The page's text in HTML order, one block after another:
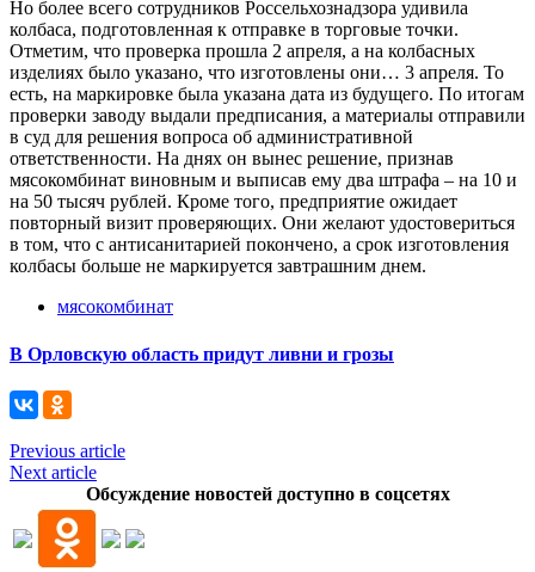
Но более всего сотрудников Россельхознадзора удивила
колбаса, подготовленная к отправке в торговые точки.
Отметим, что проверка прошла 2 апреля, а на колбасных
изделиях было указано, что изготовлены они… 3 апреля. То
есть, на маркировке была указана дата из будущего. По итогам
проверки заводу выдали предписания, а материалы отправили
в суд для решения вопроса об административной
ответственности. На днях он вынес решение, признав
мясокомбинат виновным и выписав ему два штрафа – на 10 и
на 50 тысяч рублей. Кроме того, предприятие ожидает
повторный визит проверяющих. Они желают удостовериться
в том, что с антисанитарией покончено, а срок изготовления
колбасы больше не маркируется завтрашним днем.
мясокомбинат
В Орловскую область придут ливни и грозы
Previous article
Next article
Обсуждение новостей доступно в соцсетях